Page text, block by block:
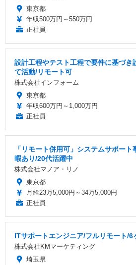
東京都
年収500万円～550万円
正社員
設計工程やテスト工程で要件に基づき
て活動/リモート可
株式会社インフォーム
東京都
年収600万円～1,000万円
正社員
「リモート併用可」システムサポー
暇あり/20代活躍中
株式会社マノア・リノ
東京都
月給23万5,000円～34万5,000円
正社員
ITサポートエンジニア/フルリモート/6
株式会社KMマーケティング
埼玉県